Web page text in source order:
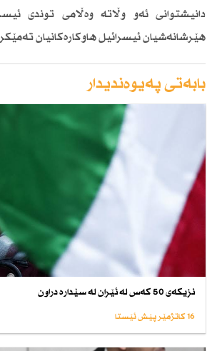
دانیشتوانی ئەو وڵاتە وەڵامی توندی
هێرشانەشیان ئیسرائیل هاوكارەكانیان
بابەتی پەیوەندیدار
نزیكەی 50 كەس لە ئێران لە سێدارە دراون
16 کاتژمێر پێش ئێستا